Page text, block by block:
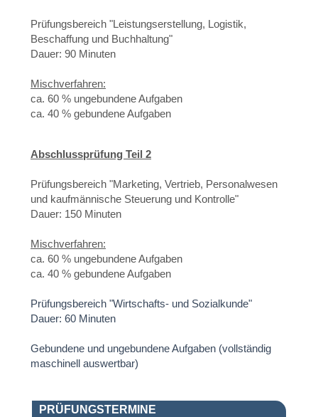
Prüfungsbereich "Leistungserstellung, Logistik,
Beschaffung und Buchhaltung"
Dauer: 90 Minuten
Mischverfahren:
ca. 60 % ungebundene Aufgaben
ca. 40 % gebundene Aufgaben
Abschlussprüfung Teil 2
Prüfungsbereich "Marketing, Vertrieb, Personalwesen
und kaufmännische Steuerung und Kontrolle"
Dauer: 150 Minuten
Mischverfahren:
ca. 60 % ungebundene Aufgaben
ca. 40 % gebundene Aufgaben
Prüfungsbereich "Wirtschafts- und Sozialkunde"
Dauer: 60 Minuten
Gebundene und ungebundene Aufgaben (vollständig
maschinell auswertbar)
PRÜFUNGSTERMINE